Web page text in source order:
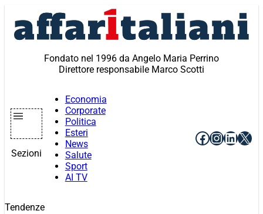
contenuto
Fondato nel 1996 da Angelo Maria Perrino
Direttore responsabile Marco Scotti
Sezioni
Economia
Corporate
Politica
Esteri
News
Salute
Sport
AI TV
Facebook
X
Tendenze